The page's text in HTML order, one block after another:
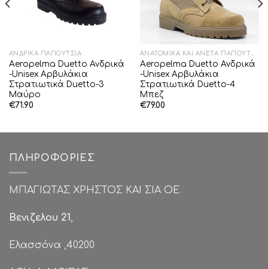
ΑΝΔΡΙΚΆ ΠΑΠΟΎΤΣΙΑ
Aeropelma Duetto Ανδρικά
-Unisex Αρβυλάκια
Στρατιωτικά Duetto-3
Μαύρο
€71.90
ΑΝΑΤΟΜΙΚΆ ΚΑΙ ΆΝΕΤΑ ΠΑΠΟΎΤΣΙΑ
Aeropelma Duetto Ανδρικά
-Unisex Αρβυλάκια
Στρατιωτικά Duetto-4
Μπεζ
€79.00
ΠΛΗΡΟΦΟΡΊΕΣ
ΜΠΑΓΙΩΤΑΣ ΧΡΗΣΤΟΣ ΚΑΙ ΣΙΑ ΟΕ
Βενιζελου 21,
Ελασσόνα ,40200